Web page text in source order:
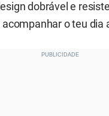
dobrável e
o teu dia